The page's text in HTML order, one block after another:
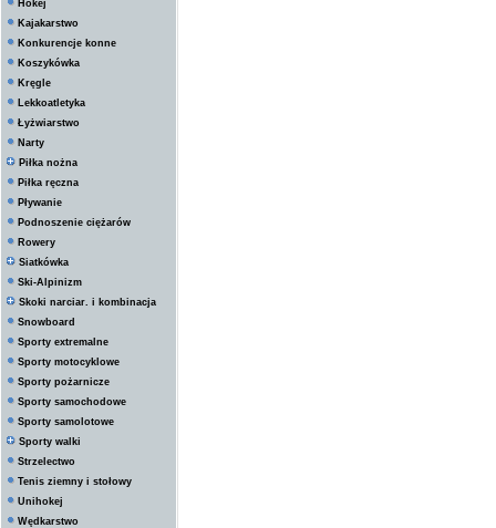
Hokej
Kajakarstwo
Konkurencje konne
Koszykówka
Kręgle
Lekkoatletyka
Łyżwiarstwo
Narty
Piłka nożna
Piłka ręczna
Pływanie
Podnoszenie ciężarów
Rowery
Siatkówka
Ski-Alpinizm
Skoki narciar. i kombinacja
Snowboard
Sporty extremalne
Sporty motocyklowe
Sporty pożarnicze
Sporty samochodowe
Sporty samolotowe
Sporty walki
Strzelectwo
Tenis ziemny i stołowy
Unihokej
Wędkarstwo